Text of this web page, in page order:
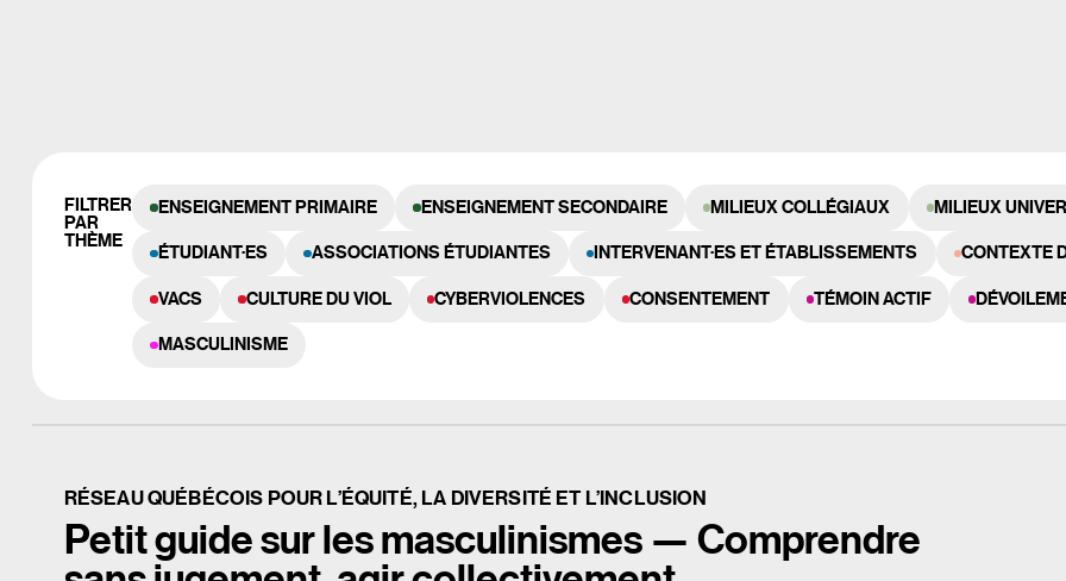
FILTRER
PAR
THÈME
ENSEIGNEMENT PRIMAIRE ENSEIGNEMENT SECONDAIRE MILIEUX COLLÉGIAUX MILIEUX
ÉTUDIANT·ES ASSOCIATIONS ÉTUDIANTES INTERVENANT·ES ET ÉTABLISSEMENTS CONTEXTE
VACS CULTURE DU VIOL CYBERVIOLENCES CONSENTEMENT TÉMOIN ACTIF
MASCULINISME
RÉSEAU QUÉBÉCOIS POUR L’ÉQUITÉ, LA DIVERSITÉ ET L’INCLUSION
Petit guide sur les masculinismes — Comprendre